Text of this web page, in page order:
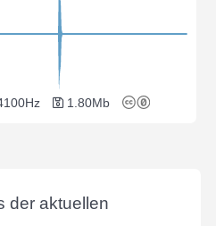
1.80Mb
der aktuellen